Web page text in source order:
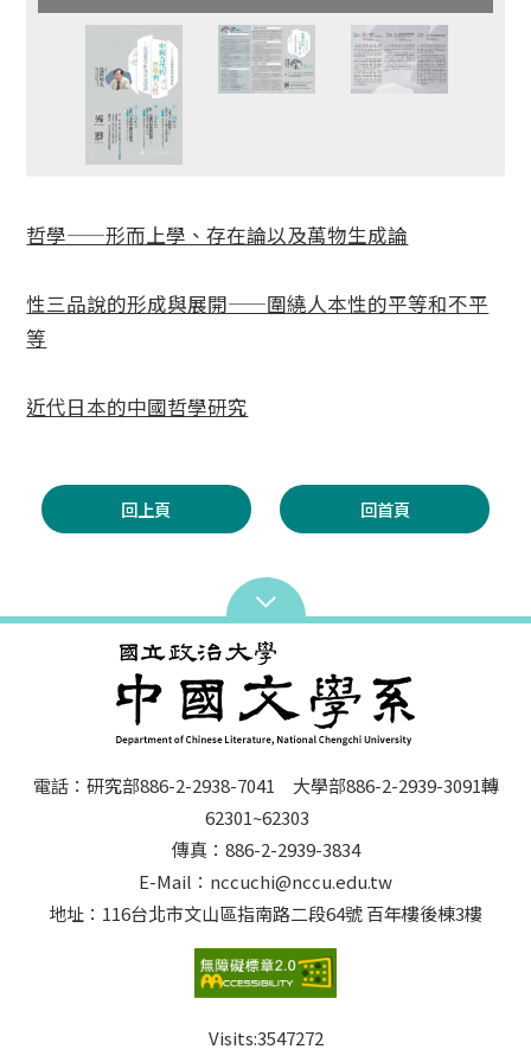
哲學——形而上學、存在論以及萬物生成論
性三品說的形成與展開——圍繞人本性的平等和不平
等
近代日本的中國哲學研究
回上頁 回首頁
電話：研究部886-2-2938-7041 大學部886-2-2939-3091轉
62301~62303
傳真：886-2-2939-3834
E-Mail：nccuchi@nccu.edu.tw
地址：116台北市文山區指南路二段64號 百年樓後棟3樓
Visits:3547272